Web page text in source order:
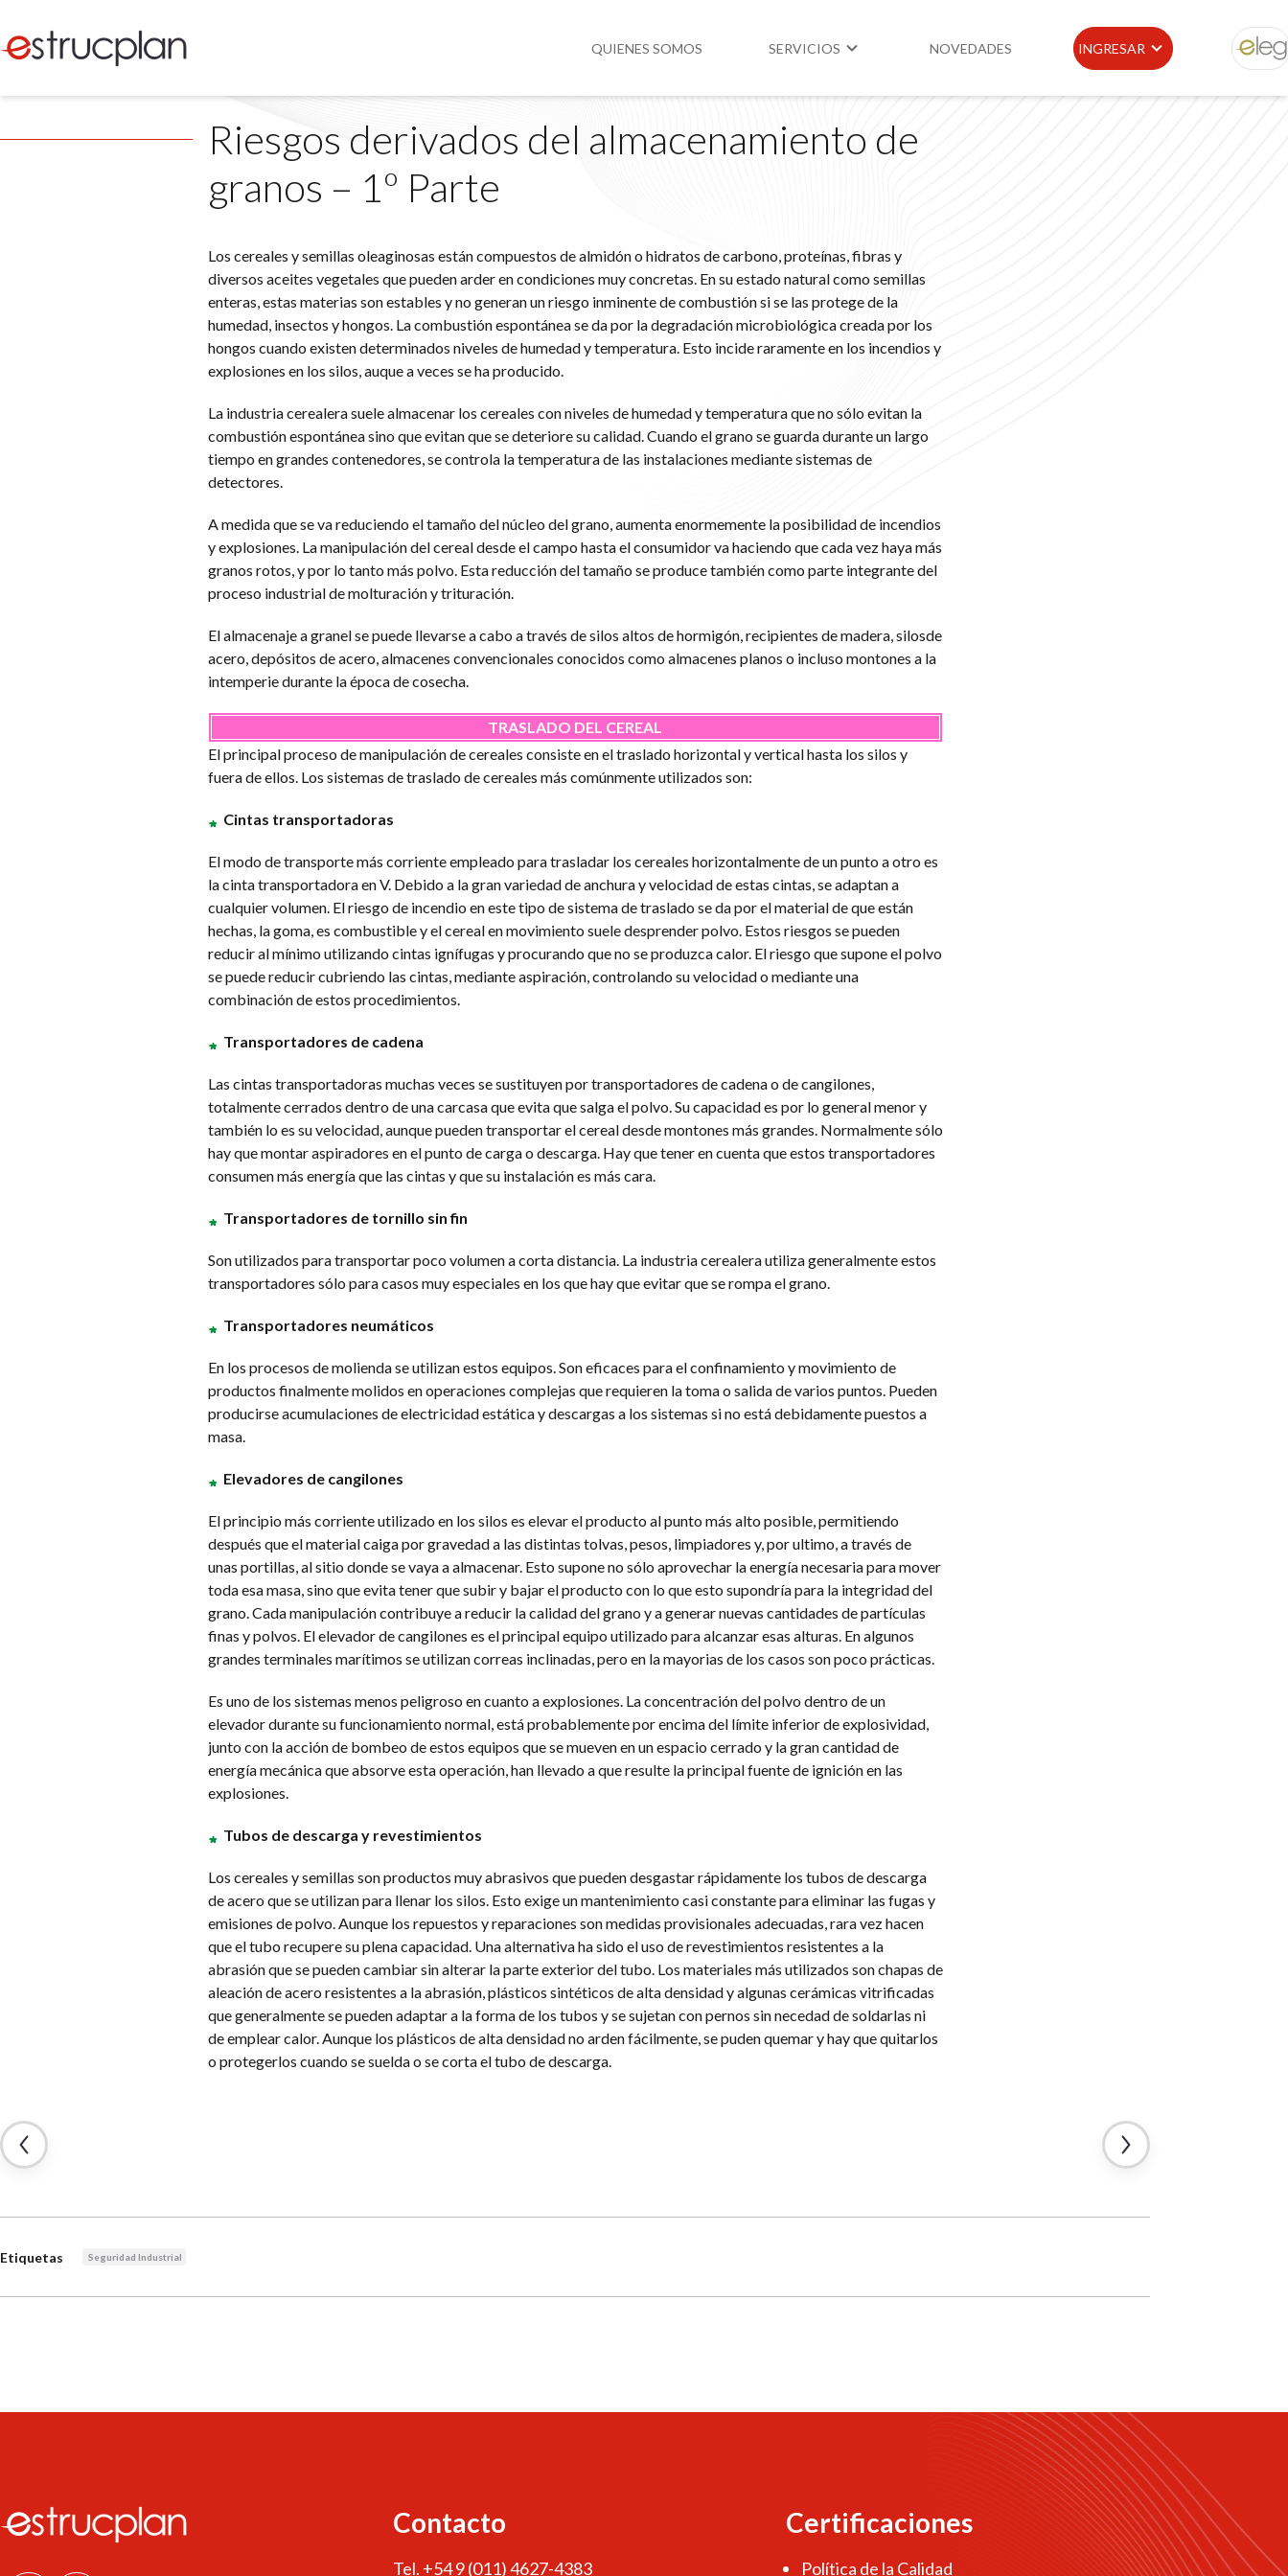
QUIENES SOMOS SERVICIOS
Higiene y Seguridad
NOVEDADES INGRESAR ELEG
Riesgos derivados del almacenamiento de
granos – 1º Parte
Los cereales y semillas oleaginosas están compuestos de almidón o hidratos de carbono, proteínas, fibras y
diversos aceites vegetales que pueden arder en condiciones muy concretas. En su estado natural como semillas
enteras, estas materias son estables y no generan un riesgo inminente de combustión si se las protege de la
humedad, insectos y hongos. La combustión espontánea se da por la degradación microbiológica creada por los
hongos cuando existen determinados niveles de humedad y temperatura. Esto incide raramente en los incendios y
explosiones en los silos, auque a veces se ha producido.
La industria cerealera suele almacenar los cereales con niveles de humedad y temperatura que no sólo evitan la
combustión espontánea sino que evitan que se deteriore su calidad. Cuando el grano se guarda durante un largo
tiempo en grandes contenedores, se controla la temperatura de las instalaciones mediante sistemas de
detectores.
A medida que se va reduciendo el tamaño del núcleo del grano, aumenta enormemente la posibilidad de incendios
y explosiones. La manipulación del cereal desde el campo hasta el consumidor va haciendo que cada vez haya más
granos rotos, y por lo tanto más polvo. Esta reducción del tamaño se produce también como parte integrante del
proceso industrial de molturación y trituración.
El almacenaje a granel se puede llevarse a cabo a través de silos altos de hormigón, recipientes de madera, silosde
acero, depósitos de acero, almacenes convencionales conocidos como almacenes planos o incluso montones a la
intemperie durante la época de cosecha.
TRASLADO DEL CEREAL
El principal proceso de manipulación de cereales consiste en el traslado horizontal y vertical hasta los silos y
fuera de ellos. Los sistemas de traslado de cereales más comúnmente utilizados son:
Cintas transportadoras
El modo de transporte más corriente empleado para trasladar los cereales horizontalmente de un punto a otro es
la cinta transportadora en V. Debido a la gran variedad de anchura y velocidad de estas cintas, se adaptan a
cualquier volumen. El riesgo de incendio en este tipo de sistema de traslado se da por el material de que están
hechas, la goma, es combustible y el cereal en movimiento suele desprender polvo. Estos riesgos se pueden
reducir al mínimo utilizando cintas ignífugas y procurando que no se produzca calor. El riesgo que supone el polvo
se puede reducir cubriendo las cintas, mediante aspiración, controlando su velocidad o mediante una
combinación de estos procedimientos.
Transportadores de cadena
Las cintas transportadoras muchas veces se sustituyen por transportadores de cadena o de cangilones,
totalmente cerrados dentro de una carcasa que evita que salga el polvo. Su capacidad es por lo general menor y
también lo es su velocidad, aunque pueden transportar el cereal desde montones más grandes. Normalmente sólo
hay que montar aspiradores en el punto de carga o descarga. Hay que tener en cuenta que estos transportadores
consumen más energía que las cintas y que su instalación es más cara.
Transportadores de tornillo sin fin
Son utilizados para transportar poco volumen a corta distancia. La industria cerealera utiliza generalmente estos
transportadores sólo para casos muy especiales en los que hay que evitar que se rompa el grano.
Transportadores neumáticos
En los procesos de molienda se utilizan estos equipos. Son eficaces para el confinamiento y movimiento de
productos finalmente molidos en operaciones complejas que requieren la toma o salida de varios puntos. Pueden
producirse acumulaciones de electricidad estática y descargas a los sistemas si no está debidamente puestos a
masa.
Elevadores de cangilones
El principio más corriente utilizado en los silos es elevar el producto al punto más alto posible, permitiendo
después que el material caiga por gravedad a las distintas tolvas, pesos, limpiadores y, por ultimo, a través de
unas portillas, al sitio donde se vaya a almacenar. Esto supone no sólo aprovechar la energía necesaria para mover
toda esa masa, sino que evita tener que subir y bajar el producto con lo que esto supondría para la integridad del
grano. Cada manipulación contribuye a reducir la calidad del grano y a generar nuevas cantidades de partículas
finas y polvos. El elevador de cangilones es el principal equipo utilizado para alcanzar esas alturas. En algunos
grandes terminales marítimos se utilizan correas inclinadas, pero en la mayorias de los casos son poco prácticas.
Es uno de los sistemas menos peligroso en cuanto a explosiones. La concentración del polvo dentro de un
elevador durante su funcionamiento normal, está probablemente por encima del límite inferior de explosividad,
junto con la acción de bombeo de estos equipos que se mueven en un espacio cerrado y la gran cantidad de
energía mecánica que absorve esta operación, han llevado a que resulte la principal fuente de ignición en las
explosiones.
Tubos de descarga y revestimientos
Los cereales y semillas son productos muy abrasivos que pueden desgastar rápidamente los tubos de descarga
de acero que se utilizan para llenar los silos. Esto exige un mantenimiento casi constante para eliminar las fugas y
emisiones de polvo. Aunque los repuestos y reparaciones son medidas provisionales adecuadas, rara vez hacen
que el tubo recupere su plena capacidad. Una alternativa ha sido el uso de revestimientos resistentes a la
abrasión que se pueden cambiar sin alterar la parte exterior del tubo. Los materiales más utilizados son chapas de
aleación de acero resistentes a la abrasión, plásticos sintéticos de alta densidad y algunas cerámicas vitrificadas
que generalmente se pueden adaptar a la forma de los tubos y se sujetan con pernos sin necedad de soldarlas ni
de emplear calor. Aunque los plásticos de alta densidad no arden fácilmente, se puden quemar y hay que quitarlos
o protegerlos cuando se suelda o se corta el tubo de descarga.
Etiquetas Seguridad Industrial
Contacto
Tel. +54 9 (011) 4627-4383
Certificaciones
Política de la Calidad